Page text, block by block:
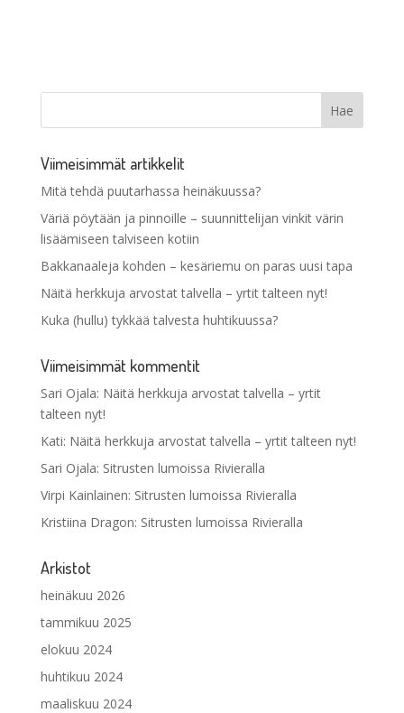
Viimeisimmät artikkelit
Mitä tehdä puutarhassa heinäkuussa?
Väriä pöytään ja pinnoille – suunnittelijan vinkit värin
lisäämiseen talviseen kotiin
Bakkanaaleja kohden – kesäriemu on paras uusi tapa
Näitä herkkuja arvostat talvella – yrtit talteen nyt!
Kuka (hullu) tykkää talvesta huhtikuussa?
Viimeisimmät kommentit
Sari Ojala: Näitä herkkuja arvostat talvella – yrtit
talteen nyt!
Kati: Näitä herkkuja arvostat talvella – yrtit talteen nyt!
Sari Ojala: Sitrusten lumoissa Rivieralla
Virpi Kainlainen: Sitrusten lumoissa Rivieralla
Kristiina Dragon: Sitrusten lumoissa Rivieralla
Arkistot
heinäkuu 2026
tammikuu 2025
elokuu 2024
huhtikuu 2024
maaliskuu 2024